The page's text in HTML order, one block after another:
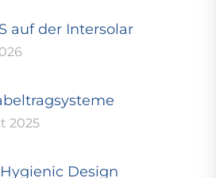
auf der Intersolar
2025
Hygienic Design